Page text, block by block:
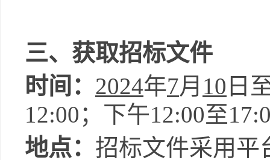
三、获取招标文件
时间： 2024年7月 10 日
12:00；下午12:00至
地点： 招标文件采用 平